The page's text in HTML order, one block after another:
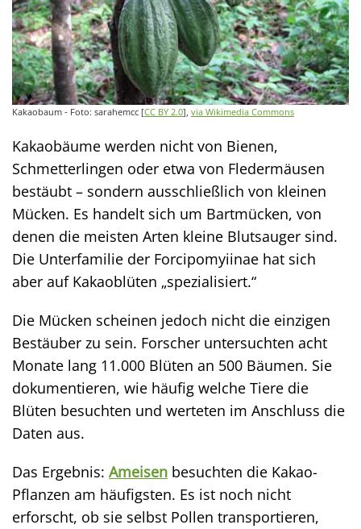
Kakaobaum - Foto: sarahemcc [CC BY 2.0], via Wikimedia Commons
Kakaobäume werden nicht von Bienen,
Schmetterlingen oder etwa von Fledermäusen
bestäubt – sondern ausschließlich von kleinen
Mücken. Es handelt sich um Bartmücken, von
denen die meisten Arten kleine Blutsauger sind.
Die Unterfamilie der Forcipomyiinae hat sich
aber auf Kakaoblüten „spezialisiert.“
Die Mücken scheinen jedoch nicht die einzigen
Bestäuber zu sein. Forscher untersuchten acht
Monate lang 11.000 Blüten an 500 Bäumen. Sie
dokumentieren, wie häufig welche Tiere die
Blüten besuchten und werteten im Anschluss die
Daten aus.
Das Ergebnis: Ameisen besuchten die Kakao-
Pflanzen am häufigsten. Es ist noch nicht
erforscht, ob sie selbst Pollen transportieren,